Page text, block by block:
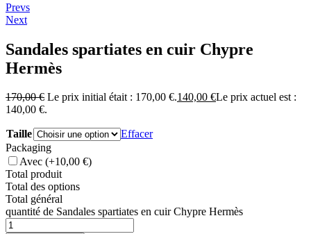
Prevs
Next
Sandales spartiates en cuir Chypre
Hermès
170,00€ Le prix initial était : 170,00 €.140,00 €Le prix actuel est :
140,00 €.
Taille
Effacer
Packaging
Avec (+10,00 €)
Total produit
Total des options
Total général
quantité de Sandales spartiates en cuir Chypre Hermès